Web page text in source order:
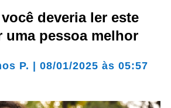
deveria ler este
uma pessoa melhor
P. 08/01/2025 às 05:57